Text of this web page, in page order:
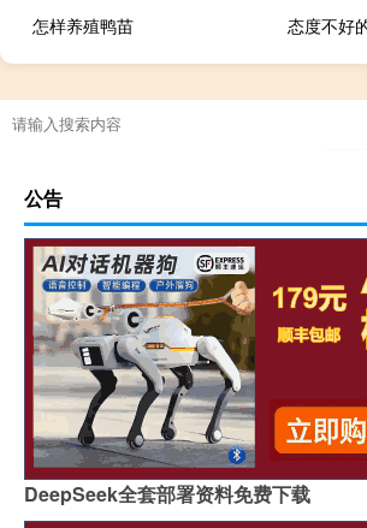
怎样养殖鸭苗
态度不好
公告
DeepSeek全套部署资料免费下载